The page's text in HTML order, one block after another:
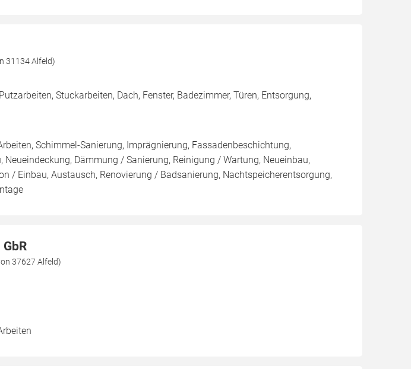
31134 Alfeld)
Stuckarbeiten, Dach, Fenster, Badezimmer, Türen, Entsorgung,
Schimmel-Sanierung, Imprägnierung, Fassadenbeschichtung,
Neueindeckung, Dämmung / Sanierung, Reinigung / Wartung, Neueinbau,
/ Einbau, Austausch, Renovierung / Badsanierung, Nachtspeicherentsorgung,
37627 Alfeld)